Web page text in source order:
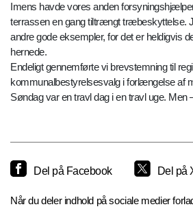
Imens havde vores anden
terrassen en gang tiltrængt træbeskyttelse.
andre gode eksempler, for det er heldigvis
hernede.
Endeligt gennemførte vi brevstemning til
kommunalbestyrelsesvalg i forlængelse af
Søndag var en travl dag i en travl uge. Men
Del på Facebook Del på
Når du deler indhold på sociale medier